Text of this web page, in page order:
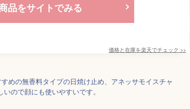
品をサイトでみる
価格と在庫を楽天でチェック >>
めの無香料タイプの日焼け止め、アネッサモイスチャ
ので顔にも使いやすいです。